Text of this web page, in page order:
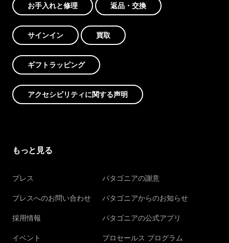
お手入れと修理 返品・交換
サインイン 買取
ギフトラッピング
アクセシビリティに関する声明
もっと見る
プレス
プレスへのお問い合わせ
採用情報
イベント
パタゴニアの謝意
パタゴニアからのお知らせ
パタゴニアの公式アプリ
プロセールス プログラム